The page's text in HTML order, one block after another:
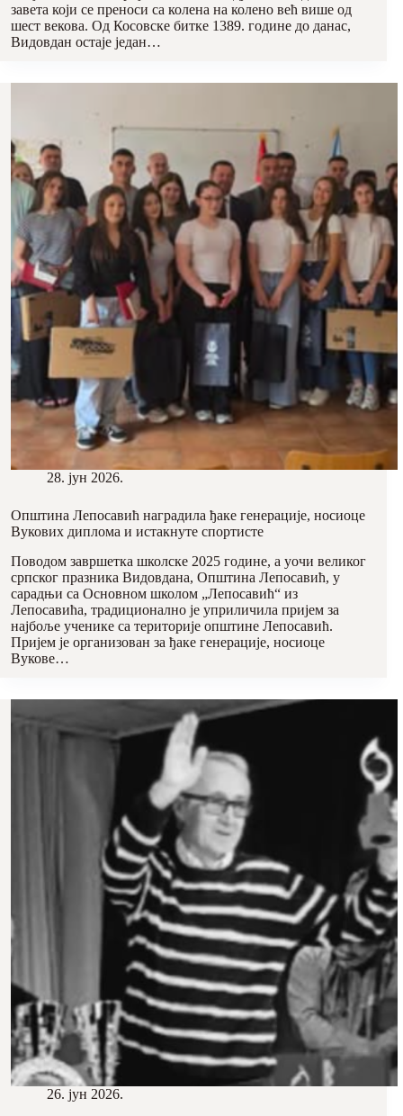
завета који се преноси са колена на колено већ више од
шест векова. Од Косовске битке 1389. године до данас,
Видовдан остаје један…
28. јун 2026.
Општина Лепосавић наградила ђаке генерације, носиоце
Вукових диплома и истакнуте спортисте
Поводом завршетка школске 2025 године, а уочи великог
српског празника Видовдана, Општина Лепосавић, у
сарадњи са Основном школом „Лепосавић“ из
Лепосавића, традиционално је уприличила пријем за
најбоље ученике са територије општине Лепосавић.
Пријем је организован за ђаке генерације, носиоце
Вукове…
26. јун 2026.